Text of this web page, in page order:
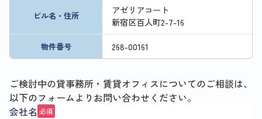
ビル名・住所
アゼリアコート
新宿区百人町2-7-16
物件番号 268-00161
ご検討中の貸事務所・賃貸オフィスについてのご相談は、
以下のフォームよりお問い合わせください。
会社名 必須